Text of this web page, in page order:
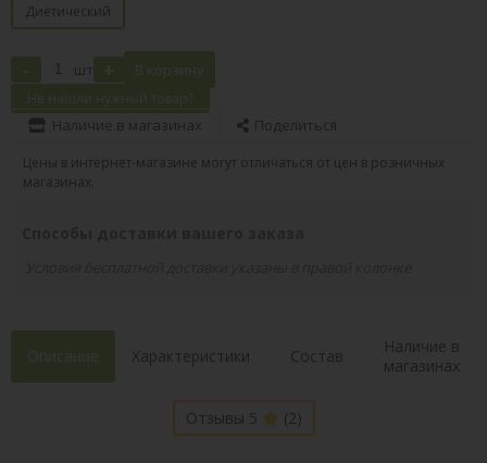
Диетический
- шт + В корзину
Не нашли нужный товар?
Наличие в магазинах Поделиться
Цены в интернет-магазине могут отличаться от цен в розничных
магазинах.
Описание Характеристики Состав
Наличие в
магазинах
Отзывы 5 (2)